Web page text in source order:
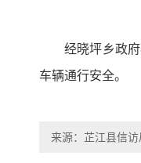
经晓坪乡政
车辆通行安全。
来源：芷江县信访